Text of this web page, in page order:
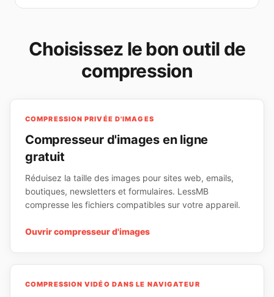
Choisissez le bon outil de
compression
COMPRESSION PRIVÉE D'IMAGES
Compresseur d'images en ligne
gratuit
Réduisez la taille des images pour sites web, emails,
boutiques, newsletters et formulaires. LessMB
compresse les fichiers compatibles sur votre appareil.
Ouvrircompresseur d'images
COMPRESSION VIDÉO DANS LE NAVIGATEUR